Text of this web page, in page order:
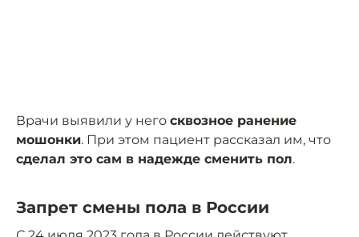
Врачи выявили у него сквозное ранение
мошонки. При этом пациент рассказал им, что
сделал это сам в надежде сменить пол.
Запрет смены пола в России